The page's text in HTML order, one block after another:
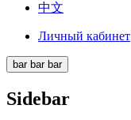
中文
Личный кабинет
bar bar bar
Sidebar